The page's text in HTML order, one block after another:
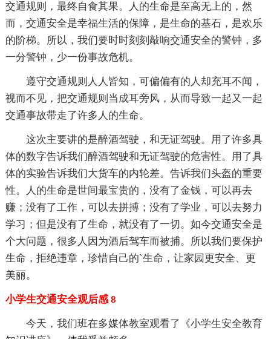
交通规则，最终自食其果。人的生命是至高无上的，然
而，交通安全是幸福生活的保障，是生命的基石，是欢乐
的阶梯。所以，我们要时时刻刻敲响交通安全的警钟，多
一分警钟，少一份事故危机。
遵守交通规则人人皆知，可偏偏有的人却充耳不闻，
视而不见，把交通规则当成耳旁风，从而导致一起又一起
交通事故带走了许多人的生命。
这次主要讲的是醉酒驾驶，和无证驾驶。用了许多具
体的数字告诉我们醉酒驾驶和无证驾驶的危害性。用了具
体的实验告诉我们大货车的内轮差。告诉我们头盔的重要
性。人的生命是世间最宝贵的，没有了金钱，可以再去
赚；没有了工作，可以去拼搏；没有了学业，可以去努力
学习；但是没有了生命，就没有了一切。如今交通安全是
个大问题，很多人因为酒后驾车而被捕。所以我们要保护
生命，拒绝违章，珍惜自己的`生命，让家园更安全、更
美丽。
小学生交通安全观后感 8
今天，我们班在多媒体教室观看了《小学生安全教育